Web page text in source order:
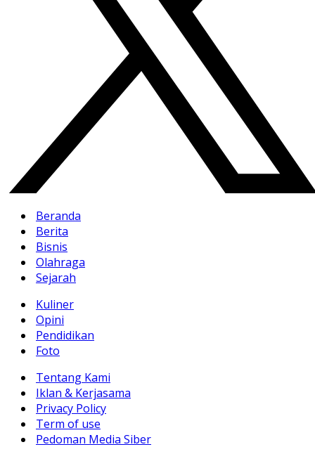
Beranda
Berita
Bisnis
Olahraga
Sejarah
Kuliner
Opini
Pendidikan
Foto
Tentang Kami
Iklan & Kerjasama
Privacy Policy
Term of use
Pedoman Media Siber